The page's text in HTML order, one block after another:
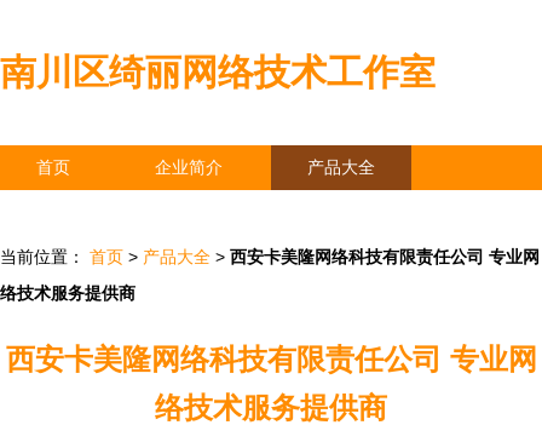
南川区绮丽网络技术工作室
首页 企业简介 产品大全
当前位置： 首页 > 产品大全 > 西安卡美隆网络科技有限责任公司 专业网
络技术服务提供商
西安卡美隆网络科技有限责任公司 专业网
络技术服务提供商